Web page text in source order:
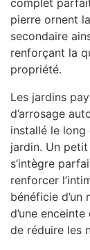
complet
pierre ornent
secondaire
renforçant la
propriété.
Les jardins
d’arrosage
installé le long
jardin. Un
s’intègre
renforcer
bénéficie
d’une
de réduire les